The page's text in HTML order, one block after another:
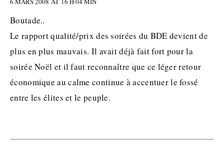
Boutade..
Le rapport qualité/prix des soirées du BDE devient de
plus en plus mauvais. Il avait déjà fait fort pour la
soirée Noël et il faut reconnaître que ce léger retour
économique au calme continue à accentuer le fossé
entre les élites et le peuple.